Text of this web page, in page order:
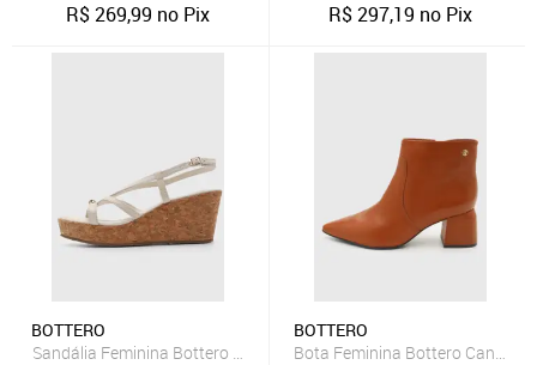
R$269,99 no Pix R$297,19 no Pix
BOTTERO
Sandália Feminina Bottero Salto Anabela Branca
BOTTERO
Bota Feminina Bottero Cano